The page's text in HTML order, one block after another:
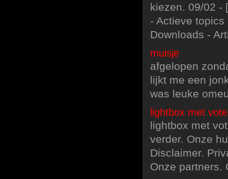
kiezen. 09/02 -
- Actieve
Downloads -
muisje
afgelopen
lijkt me een
was leuke
lightbox met
lightbox met
verder. Onze
Disclaimer.
Onze partners.